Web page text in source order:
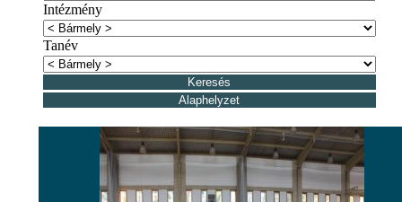
Intézmény
Tanév